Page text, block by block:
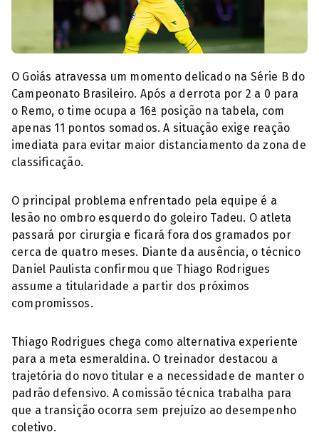
Tadeu Goleiro do Goiás (Foto: Reprodução/Redes Sociais)
O Goiás atravessa um momento delicado na Série B do
Campeonato Brasileiro. Após a derrota por 2 a 0 para
o Remo, o time ocupa a 16ª posição na tabela, com
apenas 11 pontos somados. A situação exige reação
imediata para evitar maior distanciamento da zona de
classificação.
O principal problema enfrentado pela equipe é a
lesão no ombro esquerdo do goleiro Tadeu. O atleta
passará por cirurgia e ficará fora dos gramados por
cerca de quatro meses. Diante da ausência, o técnico
Daniel Paulista confirmou que Thiago Rodrigues
assume a titularidade a partir dos próximos
compromissos.
Thiago Rodrigues chega como alternativa experiente
para a meta esmeraldina. O treinador destacou a
trajetória do novo titular e a necessidade de manter o
padrão defensivo. A comissão técnica trabalha para
que a transição ocorra sem prejuízo ao desempenho
coletivo.